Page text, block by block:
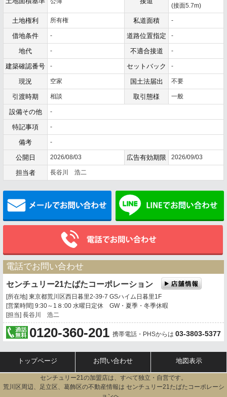
(接面5.7m)
土地権利 所有権 私道面積 -
借地条件 - 道路位置指定 -
地代 - 不適合接道 -
建築確認番号 - セットバック -
現況 空家 国土法届出 不要
引渡時期 相談 取引態様 一般
設備その他 -
特記事項 -
備考 -
公開日 2026/08/03 広告有効期限 2026/09/03
担当者 長谷川 浩二
メールでお問い合わせ
電話でお問い合わせ
センチュリー21たばたコーポレーション
[所在地] 東京都荒川区西日暮里2-39-7 GSハイム日暮里1F
[営業時間] 9:30～1８:00 水曜日定休 GW・夏季・冬季休暇
[担当] 長谷川 浩二
0120-360-201 携帯電話・PHSからは 03-3803-5377
トップページ お問い合わせ 地図表示
センチュリー21の加盟店は、すべて独立・自営です。
荒川区周辺、足立区、葛飾区の不動産情報は センチュリー21たばたコーポレーシ